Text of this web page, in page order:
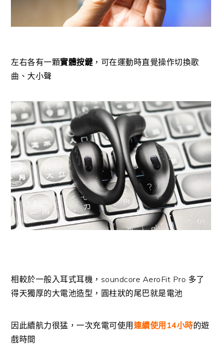
左右各有一顆實體按鍵 ，可在運動時直覺操作切換歌
曲、大小聲
相較於一般入耳式耳機，soundcore AeroFit Pro 多了
得天獨厚的大電池造型，圓柱狀的尾巴就是電池
因此續航力很猛，一次充電可使用 連續使用14小時的遊
戲時間